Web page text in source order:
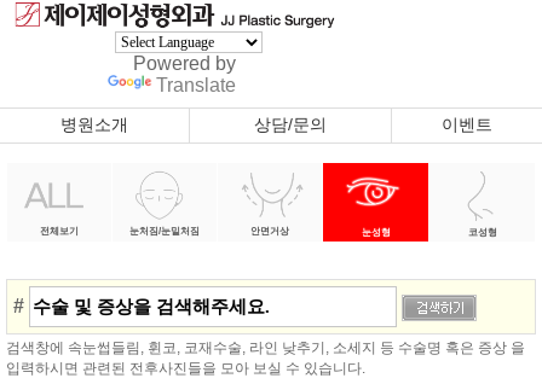
Powered by
Translate
병원소개 상담/문의 이벤트
전체보기 눈처짐/눈밑처짐 안면거상 눈성형 코성형
#
검색창에 속눈썹들림, 휜코, 코재수술, 라인 낮추기, 소세지 등 수술명 혹은 증상 을
입력하시면 관련된 전후사진들을 모아 보실 수 있습니다.